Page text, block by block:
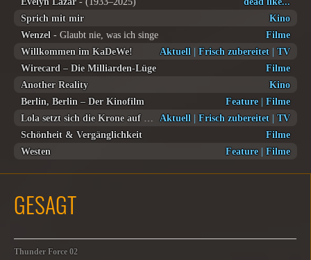
Sprich mit mir
Kino
Wenzel - Glaubt nie, was ich singe
Filme
Willkommen im KaDeWe!
Aktuell | Frisch zubereitet |TV
Wirecard – Die Milliarden-Lüge
Filme
Another Reality
Kino
Berlin, Berlin – Der Kinofilm
Feature| Filme
Lola setzt sich die Krone auf
Aktuell | Frisch zubereitet |TV
Schönheit & Vergänglichkeit
Filme
Westen
Feature| Filme
GESAGT
Thunder Force 02